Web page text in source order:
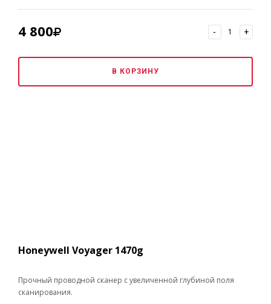
4 800 - +
В КОРЗИНУ
Honeywell Voyager 1470g
Прочный проводной сканер с увеличенной глубиной поля
сканирования.